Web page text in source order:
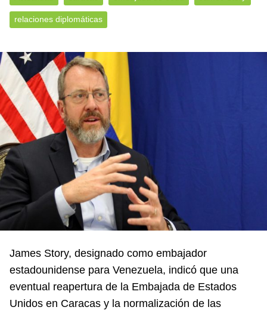
relaciones diplomáticas
James Story, designado como embajador
estadounidense para Venezuela, indicó que una
eventual reapertura de la Embajada de Estados
Unidos en Caracas y la normalización de las